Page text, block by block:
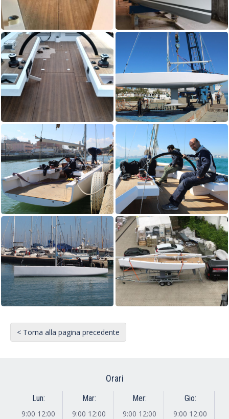
< Torna alla pagina precedente
Orari
Lun:
9:00 12:00
Mar:
9:00 12:00
Mer:
9:00 12:00
Gio:
9:00 12:00